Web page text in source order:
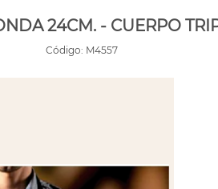
24CM. - CUERPO
Código: M4557